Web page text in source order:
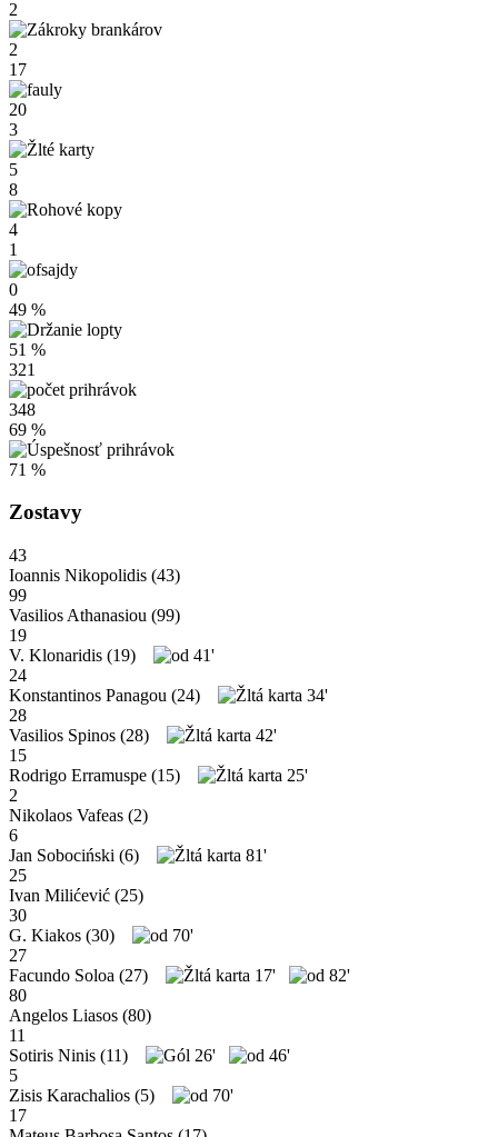
2
2
17
20
3
5
8
4
1
0
49 %
51 %
321
348
69 %
71 %
Zostavy
43
Ioannis Nikopolidis (43)
99
Vasilios Athanasiou (99)
19
V. Klonaridis (19)
41'
24
Konstantinos Panagou (24)
34'
28
Vasilios Spinos (28)
42'
15
Rodrigo Erramuspe (15)
25'
2
Nikolaos Vafeas (2)
6
Jan Sobociński (6)
81'
25
Ivan Milićević (25)
30
G. Kiakos (30)
70'
27
Facundo Soloa (27) 17'
82'
80
Angelos Liasos (80)
11
Sotiris Ninis (11) 26'
46'
5
Zisis Karachalios (5)
70'
17